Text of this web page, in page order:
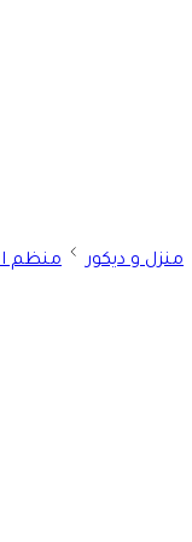
منزل و ديكور منظم